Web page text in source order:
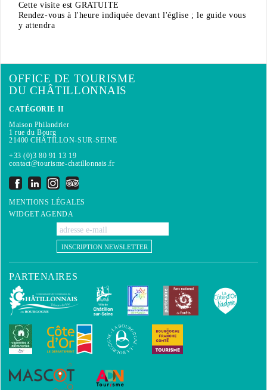
Cette visite est GRATUITE
Rendez-vous à l'heure indiquée devant l'église ; le guide vous
y attendra
OFFICE DE TOURISME
DU CHÂTILLONNAIS
CATÉGORIE II
Maison Philandrier
1 rue du Bourg
21400 CHÂTILLON-SUR-SEINE
+33 (0)3 80 91 13 19
contact@tourisme-chatillonnais.fr
MENTIONS LÉGALES
WIDGET AGENDA
INSCRIPTION NEWSLETTER
PARTENAIRES